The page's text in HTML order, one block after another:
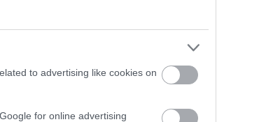
to advertising like cookies on
for online advertising
για το ηθικό του πράγματος ή- για να
της απόφασης.